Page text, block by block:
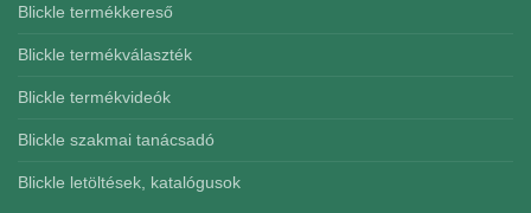
Blickle termékkereső
Blickle termékválaszték
Blickle termékvideók
Blickle szakmai tanácsadó
Blickle letöltések, katalógusok